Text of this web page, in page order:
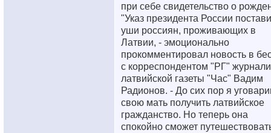
при себе свидетельство о
"Указ президента России
уши россиян, проживающих в
Латвии, - эмоционально
прокомментировал новость в
с корреспондентом "РГ"
латвийской газеты "Час" Вадим
Радионов. - До сих пор я
свою мать получить латвийское
гражданство. Но теперь она
спокойно сможет